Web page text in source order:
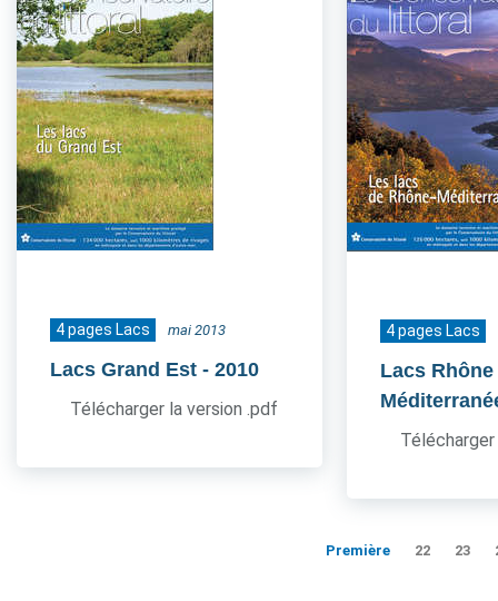
4 pages Lacs mai 2013
Lacs Grand Est - 2010
Télécharger la version .pdf
4 pages Lacs
Lacs Rhône
Première 22 23